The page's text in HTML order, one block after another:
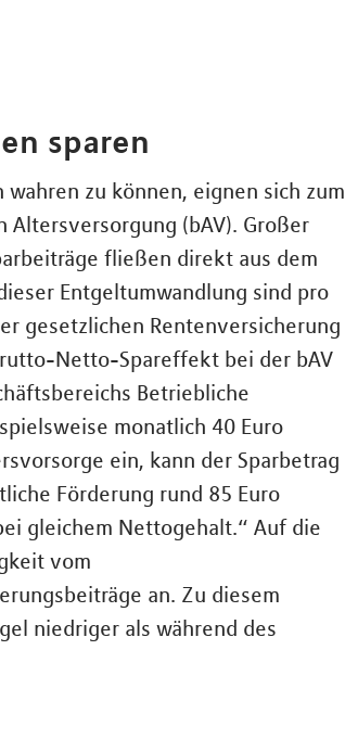
sparen
zu können, eignen sich zum
(bAV). Großer
fließen direkt aus dem
Entgeltumwandlung sind pro
gesetzlichen Rentenversicherung
Netto-Spareffekt bei der bAV
Betriebliche
monatlich 40 Euro
ein, kann der Sparbetrag
Förderung rund 85 Euro
gleichem Nettogehalt.“ Auf die
vom
an. Zu diesem
niedriger als während des